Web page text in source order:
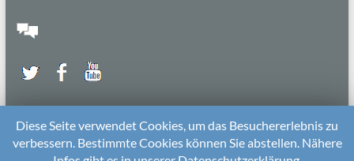
Diese Seite verwendet Cookies, um das Besuchererlebnis zu
verbessern. Bestimmte Cookies können Sie abstellen. Nähere